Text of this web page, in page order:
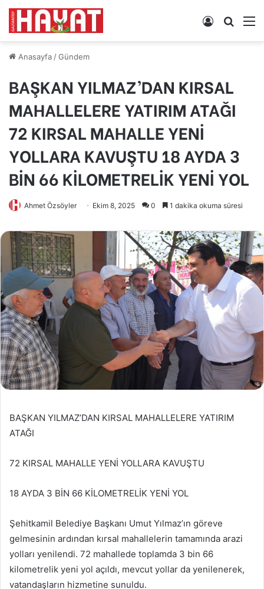
Arama
Kayıt
Anasayfa/Gündem
BAŞKAN YILMAZ’DAN KIRSAL
MAHALLELERE YATIRIM ATAĞI
72 KIRSAL MAHALLE YENİ
YOLLARA KAVUŞTU 18 AYDA 3
BİN 66 KİLOMETRELİK YENİ YOL
Ahmet Özsöyler Ekim 8, 2025 0 1 dakika okuma süresi
BAŞKAN YILMAZ’DAN KIRSAL MAHALLELERE YATIRIM
ATAĞI
72 KIRSAL MAHALLE YENİ YOLLARA KAVUŞTU
18 AYDA 3 BİN 66 KİLOMETRELİK YENİ YOL
Şehitkamil Belediye Başkanı Umut Yılmaz’ın göreve
gelmesinin ardından kırsal mahallelerin tamamında arazi
yolları yenilendi. 72 mahallede toplamda 3 bin 66
kilometrelik yeni yol açıldı, mevcut yollar da yenilenerek,
vatandaşların hizmetine sunuldu.